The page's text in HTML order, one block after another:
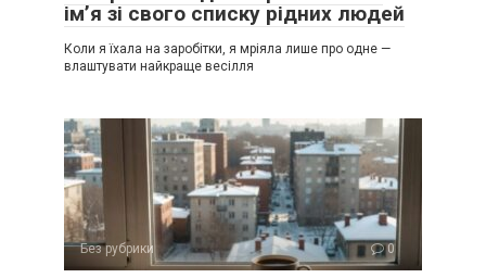
ім’я зі свого списку рідних людей
Коли я їхала на заробітки, я мріяла лише про одне —
влаштувати найкраще весілля
Без рубрики 0